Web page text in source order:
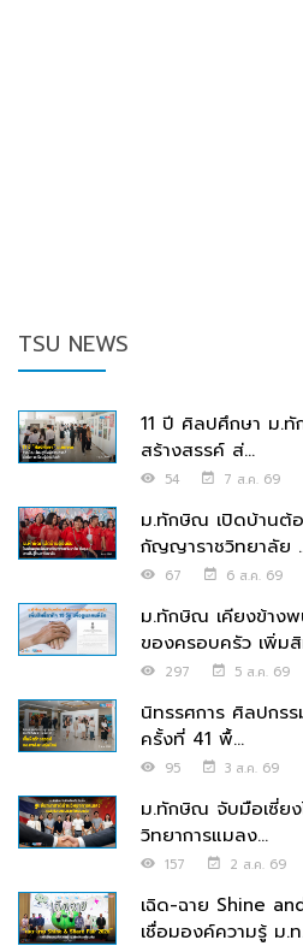
TSU NEWS
11 ปี ศิลปศึกษา ม.
สร้างสรรค์ ส่...
54 7 ส.ค. 69
ม.ทักษิณ เปิดบ้านต้อ
กัญญาราชวิทยาลัย
67 6 ส.ค. 69
ม.ทักษิณ เคียงข้างพ
ของครอบครัว เพิ่มสิ
297 5 ส.ค. 69
นิทรรศการ ศิลปกร
ครั้งที่ 41 พื้...
95 3 ส.ค. 69
ม.ทักษิณ จับมือเซี่ย
วิทยาการแมลง...
157 2 ส.ค. 69
เฉิด-ฉาย Shine
เชื่อมองค์ความรู้ ม.ท